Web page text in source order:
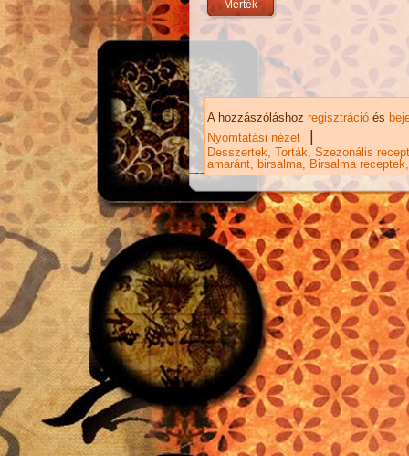
A hozzászóláshoz regisztráció és
Nyomtatási nézet
|
Desszertek Torták Szezonális
amaránt birsalma Birsalma receptek